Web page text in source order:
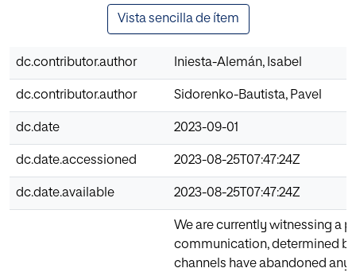
Vista sencilla de ítem
dc.contributor.author Iniesta-Alemán, Isabel
dc.contributor.author Sidorenko-Bautista, Pavel
dc.date 2023-09-01
dc.date.accessioned 2023-08-25T07:47:24Z
dc.date.available 2023-08-25T07:47:24Z
We are currently witnessing a
communication, determined
channels have abandoned